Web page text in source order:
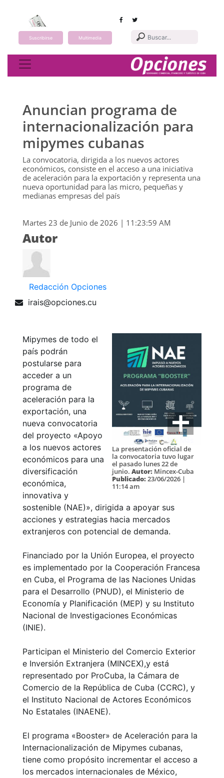
Suscribirse Multimedia
Toggle navigation
Anuncian programa de
internacionalización para
mipymes cubanas
La convocatoria, dirigida a los nuevos actores
económicos, consiste en el acceso a una iniciativa
de aceleración para la exportación y representa una
nueva oportunidad para las micro, pequeñas y
medianas empresas del país
Martes 23 de Junio de 2026 | 11:23:59 AM
Autor
Redacción Opciones
irais@opciones.cu
Ver Más
La presentación oficial de
la convocatoria tuvo lugar
el pasado lunes 22 de
junio. Autor: Mincex-Cuba
Publicado: 23/06/2026 |
11:14 am
Mipymes de todo el
país podrán
postularse para
acceder a un
programa de
aceleración para la
exportación, una
nueva convocatoria
del proyecto «Apoyo
a los nuevos actores
económicos para una
diversificación
económica,
innovativa y
sostenible (NAE)», dirigida a apoyar sus
acciones y estrategias hacia mercados
extranjeros con potencial de demanda.
Financiado por la Unión Europea, el proyecto
es implementado por la Cooperación Francesa
en Cuba, el Programa de las Naciones Unidas
para el Desarrollo (PNUD), el Ministerio de
Economía y Planificación (MEP) y su Instituto
Nacional de Investigaciones Económicas
(INIE).
Participan el Ministerio del Comercio Exterior
e Inversión Extranjera (MINCEX),y está
representado por ProCuba, la Cámara de
Comercio de la República de Cuba (CCRC), y
el Instituto Nacional de Actores Económicos
No Estatales (INAENE).
El programa «Booster» de Aceleración para la
Internacionalización de Mipymes cubanas,
tiene como propósito incrementar el acceso a
los mercados internacionales de México,